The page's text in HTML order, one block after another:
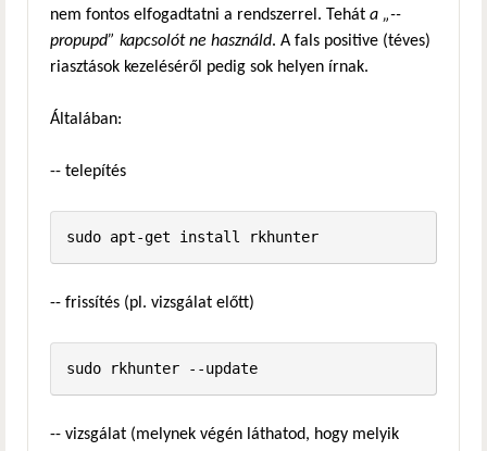
nem fontos elfogadtatni a rendszerrel. Tehát a „--
propupd” kapcsolót ne használd. A fals positive (téves)
riasztások kezeléséről pedig sok helyen írnak.
Általában:
-- telepítés
sudo apt-get install rkhunter
-- frissítés (pl. vizsgálat előtt)
sudo rkhunter --update
-- vizsgálat (melynek végén láthatod, hogy melyik